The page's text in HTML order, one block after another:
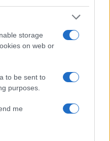
storage
on web or
to be sent to
purposes.
me